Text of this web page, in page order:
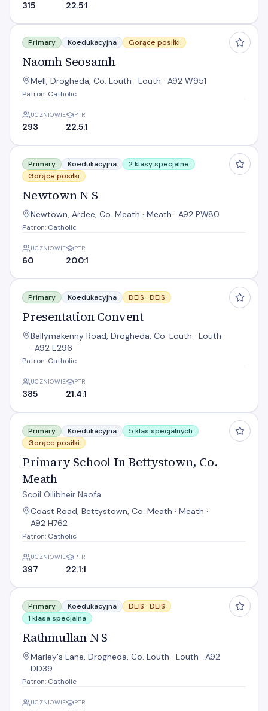
315 22.5:1
Naomh Seosamh
Primary Koedukacyjna Gorące posiłki
Naomh Seosamh
Mell, Drogheda, Co. Louth · Louth · A92 W951
Patron: Catholic
UCZNIOWIE
293
PTR
22.5:1
Newtown N S
Primary Koedukacyjna
2 klasy specjalne
Gorące posiłki
Newtown N S
Newtown, Ardee, Co. Meath · Meath · A92 PW80
Patron: Catholic
UCZNIOWIE
60
PTR
20.0:1
Presentation Convent
Primary Koedukacyjna DEIS · DEIS
Presentation Convent
Ballymakenny Road, Drogheda, Co. Louth · Louth
· A92 E296
Patron: Catholic
UCZNIOWIE
385
PTR
21.4:1
Primary School In Bettystown, Co. Meath
Primary Koedukacyjna
5 klas specjalnych
Gorące posiłki
Primary School In Bettystown, Co.
Meath
Scoil Oilibheir Naofa
Coast Road, Bettystown, Co. Meath · Meath ·
A92 H762
Patron: Catholic
UCZNIOWIE
397
PTR
22.1:1
Rathmullan N S
Primary Koedukacyjna DEIS · DEIS
1 klasa specjalna
Rathmullan N S
Marley's Lane, Drogheda, Co. Louth · Louth · A92
DD39
Patron: Catholic
UCZNIOWIE PTR